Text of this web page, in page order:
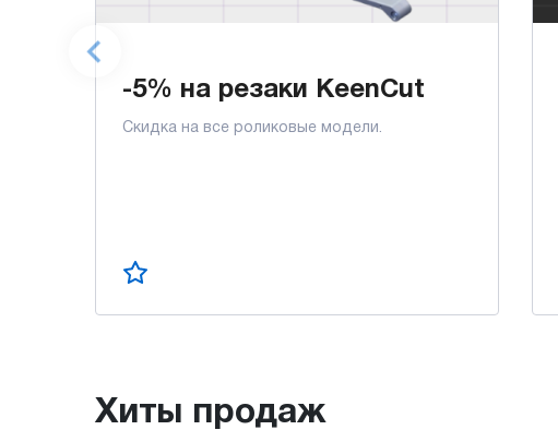
-5% на резаки KeenCut
Скидка на все роликовые модели.
Хиты продаж